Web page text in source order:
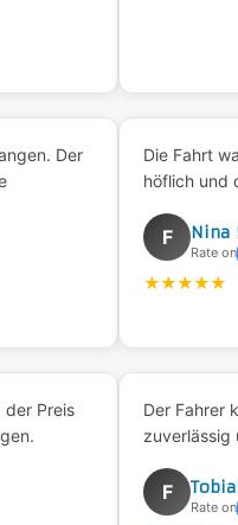
Der
Die Fahrt
höflich und
F Nina
Rate on
★★★★★
der Preis
Der Fahrer
zuverlässig
F
Rate on